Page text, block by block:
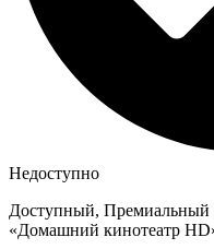
Недоступно
Доступный,
«Домашний кинотеатр